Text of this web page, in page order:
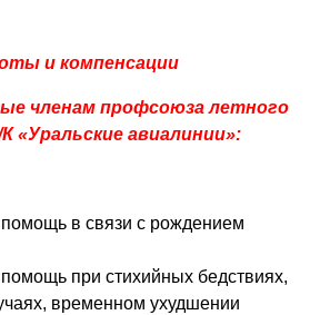
и компенсации
членам профсоюза летного
«Уральские авиалинии»:
в связи с рождением
при стихийных бедствиях,
временном ухудшении